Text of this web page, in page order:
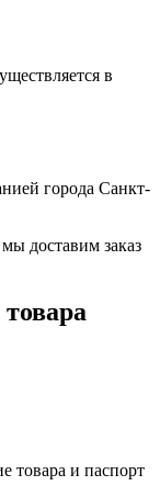
в
города Санкт-
доставим заказ
товара и паспорт